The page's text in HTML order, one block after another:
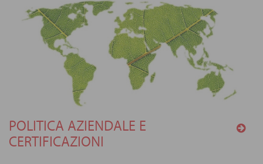
POLITICA AZIENDALE E
CERTIFICAZIONI